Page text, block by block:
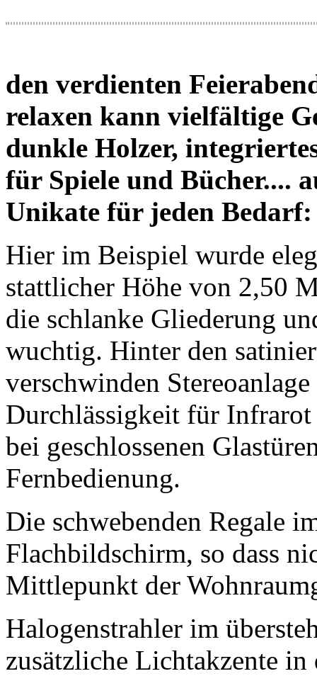
den verdienten
relaxen kann vielfältige
dunkle Holzer,
für Spiele und Bücher....
Unikate für jeden Bedarf:
Hier im Beispiel wurde
stattlicher Höhe von 2,50
die schlanke Gliederung
wuchtig. Hinter den
verschwinden
Durchlässigkeit für
bei geschlossenen
Fernbedienung.
Die schwebenden Regale
Flachbildschirm, so dass
Mittlepunkt der
Halogenstrahler im
zusätzliche Lichtakzente in